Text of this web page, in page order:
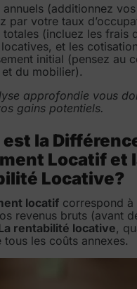
annuels (additionnez
par votre taux
totales (incluez les frais
et les
initial (pensez au
du mobilier).
approfondie vous
gains potentiels.
la
Locatif et
Locative?
locatif correspond
revenus bruts (avant
rentabilité locative,
tous les coûts annexes.